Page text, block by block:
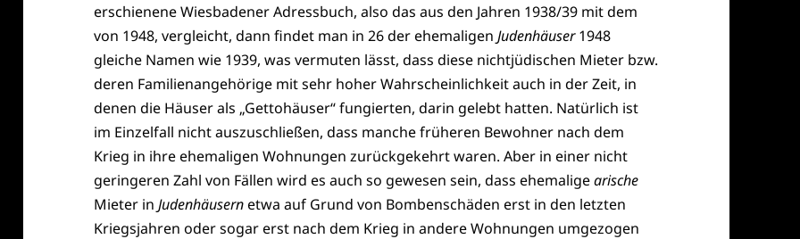
erschienene Wiesbadener Adressbuch, also das aus den Jahren 1938/39 mit dem
von 1948, vergleicht, dann findet man in 26 der ehemaligenJudenhäuser1948
gleiche Namen wie 1939, was vermuten lässt, dass diese nichtjüdischen Mieter bzw.
deren Familienangehörige mit sehr hoher Wahrscheinlichkeit auch in der Zeit, in
denen die Häuser als „Gettohäuser“ fungierten, darin gelebt hatten. Natürlich ist
im Einzelfall nicht auszuschließen, dass manche früheren Bewohner nach dem
Krieg in ihre ehemaligen Wohnungen zurückgekehrt waren. Aber in einer nicht
geringeren Zahl von Fällen wird es auch so gewesen sein, dass ehemaligearische
Mieter inJudenhäusernetwa auf Grund von Bombenschäden erst in den letzten
Kriegsjahren oder sogar erst nach dem Krieg in andere Wohnungen umgezogen